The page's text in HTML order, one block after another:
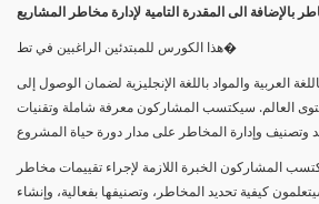
هذا الكورس للمبتدئين الراغبين في تط�
العربية والمواد باللغة الإنجليزية لضمان الوصول إلى
العالم. سيكتسب المشاركون معرفة شاملة وتقنيات
المشاركون الخبرة اللازمة لإجراء تقييمات مخاطر
كيفية تحديد المخاطر، وتصنيفها بفعالية، وإنشاء